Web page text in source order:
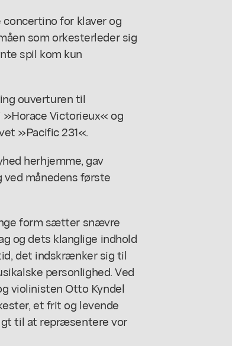
for klaver og
som orkesterleder sig
spil kom kun
ouverturen til
Victorieux« og
»Pacific 231«.
herhjemme, gav
månedens første
form sætter snævre
og dets klanglige indhold
det indskrænker sig til
personlighed. Ved
violinisten Otto Kyndel
et frit og levende
til at repræsentere vor